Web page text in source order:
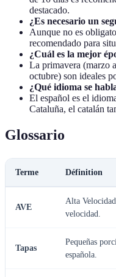
destacado.
¿Es necesario un
Aunque no es
recomendado para
¿Cuál es la mejor
La primavera (marzo
octubre) son ideales
¿Qué idioma se
El español es el
Cataluña, el catalán
Glossario
Terme Définition
AVE
Alta
velocidad.
Tapas
Pequeñas
española.